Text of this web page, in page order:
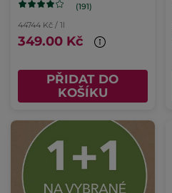
(191)
44744 Kč / 1l
349.00 Kč
PŘIDAT DO
KOŠÍKU